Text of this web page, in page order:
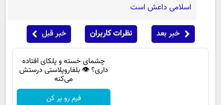
اسلامی داعش است
خبر بعد نظرات کاربران خبر قبل
چشمای خسته و پلکای افتاده
داری؟ 👁 بلفاروپلاستی درستش
می‌کنه
فرم رو پر کن